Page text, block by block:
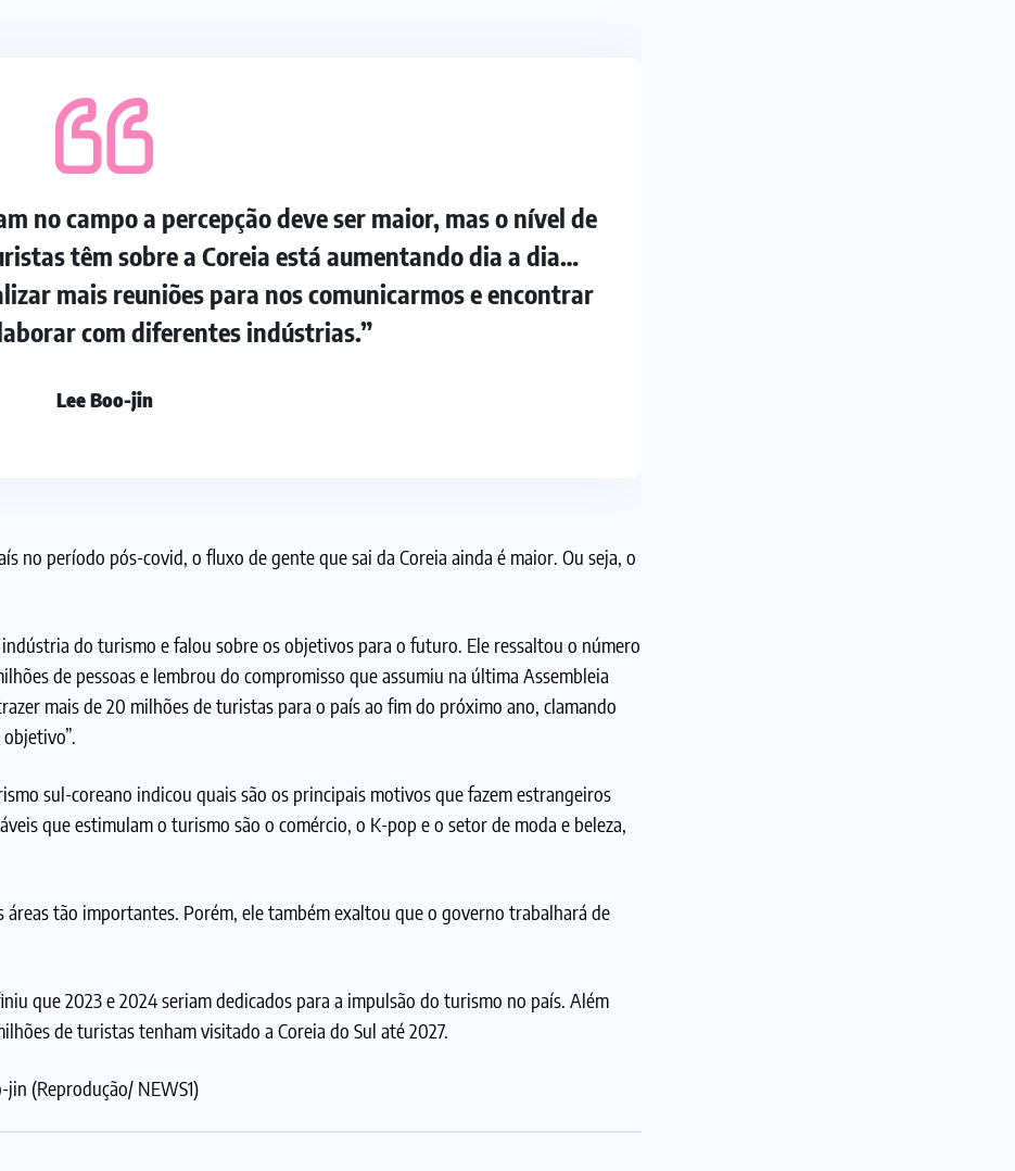
no campo a percepção deve ser maior, mas o nível de
têm sobre a Coreia está aumentando dia a dia…
mais reuniões para nos comunicarmos e encontrar
com diferentes indústrias.”
Lee Boo-jin
no período pós-covid, o fluxo de gente que sai da Coreia ainda é maior. Ou seja, o
do turismo e falou sobre os objetivos para o futuro. Ele ressaltou o número
de pessoas e lembrou do compromisso que assumiu na última Assembleia
mais de 20 milhões de turistas para o país ao fim do próximo ano, clamando
sul-coreano indicou quais são os principais motivos que fazem estrangeiros
que estimulam o turismo são o comércio, o K-pop e o setor de moda e beleza,
tão importantes. Porém, ele também exaltou que o governo trabalhará de
que 2023 e 2024 seriam dedicados para a impulsão do turismo no país. Além
de turistas tenham visitado a Coreia do Sul até 2027.
(Reprodução/ NEWS1)